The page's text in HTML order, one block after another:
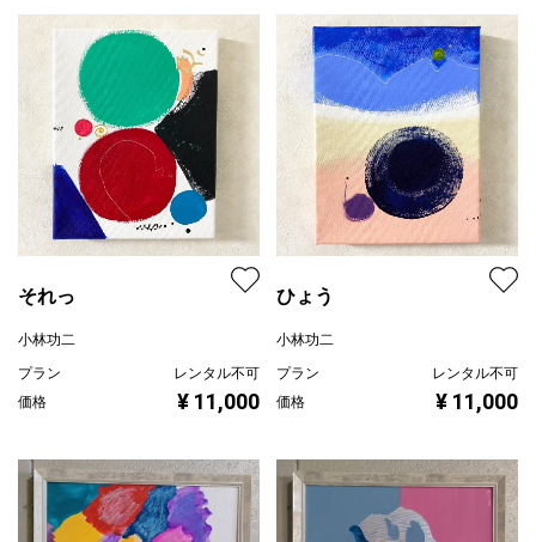
それっ
小林功二
プラン
レンタル不可
価格
¥ 11,000
ひょう
小林功二
プラン
レンタル不可
価格
¥ 11,000